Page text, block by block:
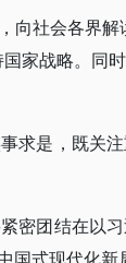
向社会各界
家战略。同
求是，既关
密团结在以